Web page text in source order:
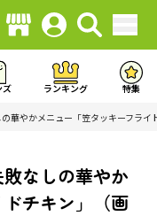
ズ ランキング 特集
華やかメニュー「笠タッキーフライ
なしの華やか
チキン」（画